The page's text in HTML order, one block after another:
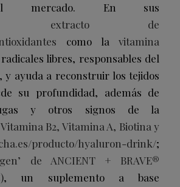
mercado. En sus
extracto de
como lavitamina
libres, responsables del
y ayuda a reconstruir los tejidos
su profundidad, además de
y otros signos de la
B2, Vitamina A, Biotina y
producto/hyaluron-drink/;
de ANCIENT + BRAVE®
, un suplemento a base